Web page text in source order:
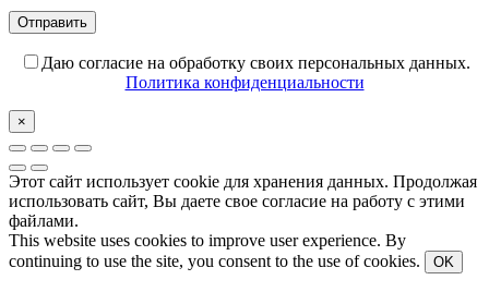
Даю согласие на обработку своих персональных данных.
Политика конфиденциальности
×
Этот сайт использует cookie для хранения данных. Продолжая
использовать сайт, Вы даете свое согласие на работу с этими
файлами.
This website uses cookies to improve user experience. By
continuing to use the site, you consent to the use of cookies.
OK